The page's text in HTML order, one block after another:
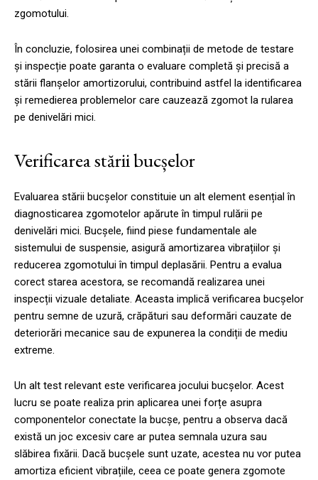
zgomotului.
În concluzie, folosirea unei combinații de metode de testare
și inspecție poate garanta o evaluare completă și precisă a
stării flanșelor amortizorului, contribuind astfel la identificarea
și remedierea problemelor care cauzează zgomot la rularea
pe denivelări mici.
Verificarea stării bucșelor
Evaluarea stării bucșelor constituie un alt element esențial în
diagnosticarea zgomotelor apărute în timpul rulării pe
denivelări mici. Bucșele, fiind piese fundamentale ale
sistemului de suspensie, asigură amortizarea vibrațiilor și
reducerea zgomotului în timpul deplasării. Pentru a evalua
corect starea acestora, se recomandă realizarea unei
inspecții vizuale detaliate. Aceasta implică verificarea bucșelor
pentru semne de uzură, crăpături sau deformări cauzate de
deteriorări mecanice sau de expunerea la condiții de mediu
extreme.
Un alt test relevant este verificarea jocului bucșelor. Acest
lucru se poate realiza prin aplicarea unei forțe asupra
componentelor conectate la bucșe, pentru a observa dacă
există un joc excesiv care ar putea semnala uzura sau
slăbirea fixării. Dacă bucșele sunt uzate, acestea nu vor putea
amortiza eficient vibrațiile, ceea ce poate genera zgomote